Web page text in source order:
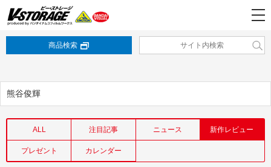
商品検索
熊谷俊輝
ALL 注目記事 ニュース 新作レビュー
プレゼント カレンダー